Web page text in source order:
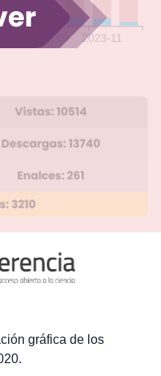
gráfica de los